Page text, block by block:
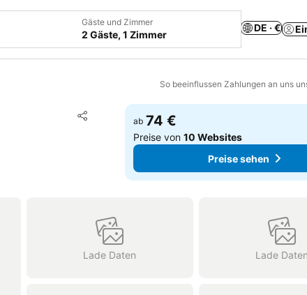
Gäste und Zimmer
2 Gäste, 1 Zimmer
DE · €
So beeinflussen Zahlungen an uns
Teilen
Zu Favoriten hinzufügen
ab 74 €
Preise von10 Websites
Preise sehen
Lade Daten Lade Daten